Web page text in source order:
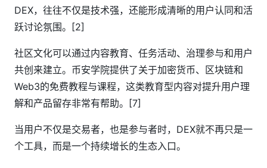
DEX，往往不仅是技术强，还能形成清晰的用户认同和活
跃讨论氛围。[2]
社区文化可以通过内容教育、任务活动、治理参与和用户
共创来建立。币安学院提供了关于加密货币、区块链和
Web3的免费教程与课程，这类教育型内容对提升用户理
解和产品留存非常有帮助。[7]
当用户不仅是交易者，也是参与者时，DEX就不再只是一
个工具，而是一个持续增长的生态入口。